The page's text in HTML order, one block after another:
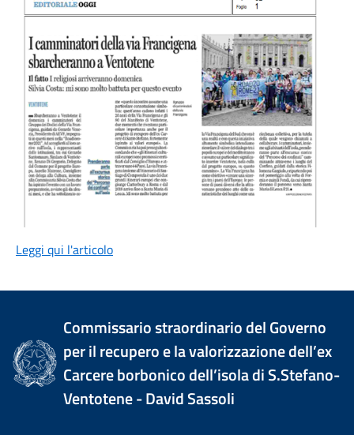
Leggi qui l'articolo
Commissario straordinario del Governo
per il recupero e la valorizzazione dell’ex
Carcere borbonico dell’isola di S.Stefano-
Ventotene - David Sassoli